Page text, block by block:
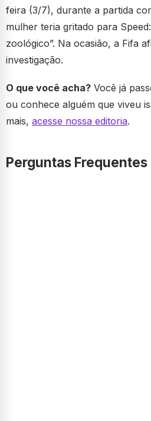
feira (3/7), durante a partida
mulher teria gritado para
zoológico”. Na ocasião, a Fifa
investigação.
O que você acha? Você já
ou conhece alguém que viveu
mais, acesse nossa editoria.
Perguntas Frequentes